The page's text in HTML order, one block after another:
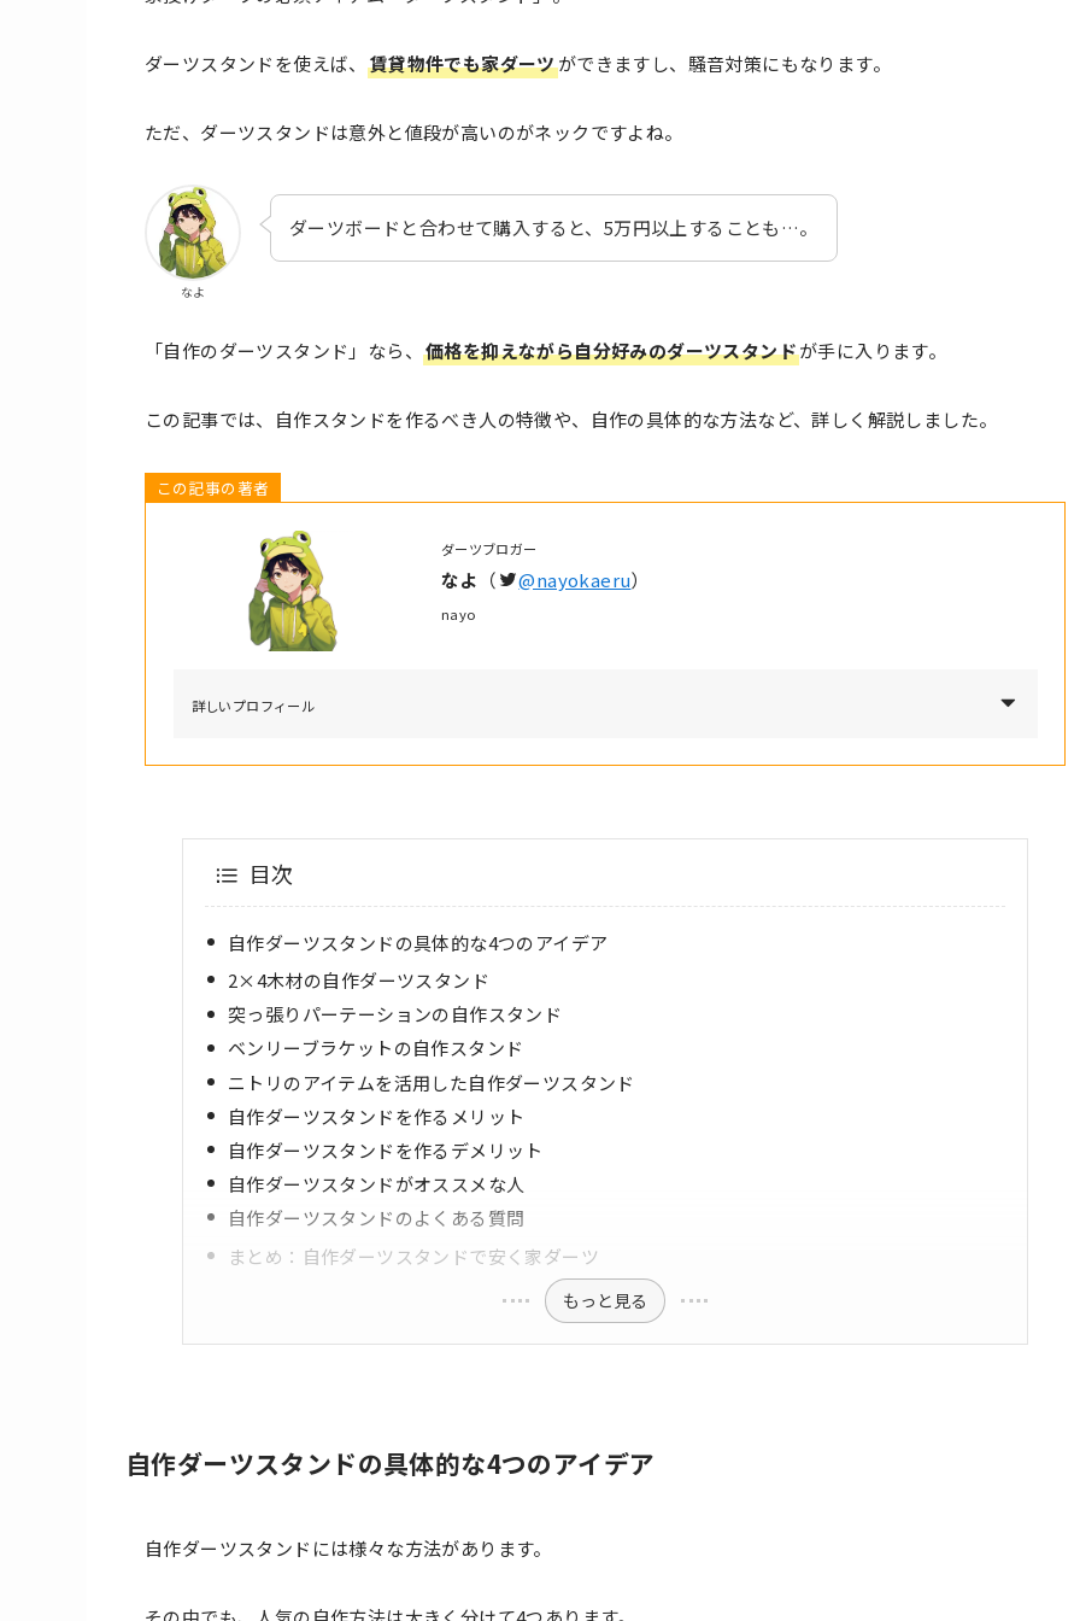
ダーツスタンドを使えば、 賃貸物件でも家ダーツができますし、騒音対策にもなります。
ただ、ダーツスタンドは意外と値段が高いのがネックですよね。
なよ
ダーツボードと合わせて購入すると、5万円以上することも…。
「自作のダーツスタンド」なら、 価格を抑えながら自分好みのダーツスタンドが手に入ります。
この記事では、自作スタンドを作るべき人の特徴や、自作の具体的な方法など、詳しく解説しました。
この記事の著者
ダーツブロガー
なよ （ @nayokaeru）
nayo
詳しいプロフィール
目次
自作ダーツスタンドの具体的な4つのアイデア
2×4木材の自作ダーツスタンド
突っ張りパーテーションの自作スタンド
ベンリーブラケットの自作スタンド
ニトリのアイテムを活用した自作ダーツスタンド
自作ダーツスタンドを作るメリット
自作ダーツスタンドを作るデメリット
自作ダーツスタンドがオススメな人
自作ダーツスタンドのよくある質問
まとめ：自作ダーツスタンドで安く家ダーツ
もっと見る
自作ダーツスタンドの具体的な4つのアイデア
自作ダーツスタンドには様々な方法があります。